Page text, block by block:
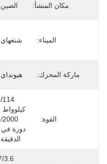
مكان المنشأ: الصين
الميناء: شنغهاي
ماركة المحرك: هيونداي
القوة:
114/
2000/
الدقيقة